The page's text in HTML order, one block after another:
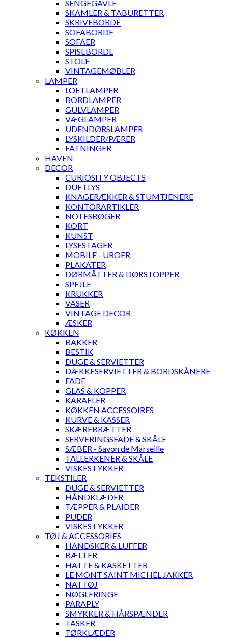
SENGEGAVLE
SKAMLER & TABURETTER
SKRIVEBORDE
SOFABORDE
SOFAER
SPISEBORDE
STOLE
VINTAGEMØBLER
LAMPER
LOFTLAMPER
BORDLAMPER
GULVLAMPER
VÆGLAMPER
UDENDØRSLAMPER
LYSKILDER/PÆRER
FATNINGER
HAVEN
DECOR
CURIOSITY OBJECTS
DUFTLYS
KNAGERÆKKER & STUMTJENERE
KONTORARTIKLER
NOTESBØGER
KORT
KUNST
LYSESTAGER
MOBILE - UROER
PLAKATER
DØRMÅTTER & DØRSTOPPER
SPEJLE
KRUKKER
VASER
VINTAGE DECOR
ÆSKER
KØKKEN
BAKKER
BESTIK
DUGE & SERVIETTER
DÆKKESERVIETTER & BORDSKÅNERE
FADE
GLAS & KOPPER
KARAFLER
KØKKEN ACCESSOIRES
KURVE & KASSER
SKÆREBRÆTTER
SERVERINGSFADE & SKÅLE
SÆBER - Savon de Marseille
TALLERKENER & SKÅLE
VISKESTYKKER
TEKSTILER
DUGE & SERVIETTER
HÅNDKLÆDER
TÆPPER & PLAIDER
PUDER
VISKESTYKKER
TØJ & ACCESSORIES
HANDSKER & LUFFER
BÆLTER
HATTE & KASKETTER
LE MONT SAINT MICHEL JAKKER
NATTØJ
NØGLERINGE
PARAPLY
SMYKKER & HÅRSPÆNDER
TASKER
TØRKLÆDER